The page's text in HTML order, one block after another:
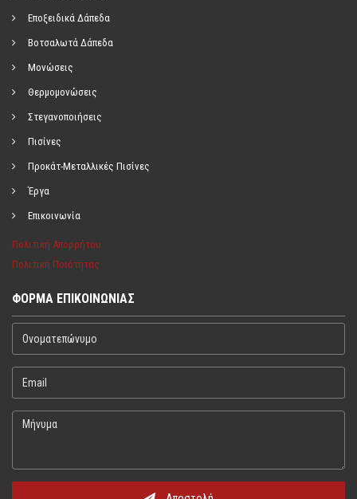
Εποξειδικά Δάπεδα
Βοτσαλωτά Δάπεδα
Μονώσεις
Θερμομονώσεις
Στεγανοποιήσεις
Πισίνες
Προκάτ-Μεταλλικές Πισίνες
Έργα
Επικοινωνία
Πολιτική Απορρήτου
Πολιτική Ποιότητας
ΦΌΡΜΑ ΕΠΙΚΟΙΝΩΝΊΑΣ
Ονοματεπώνυμο
Email
Μήνυμα